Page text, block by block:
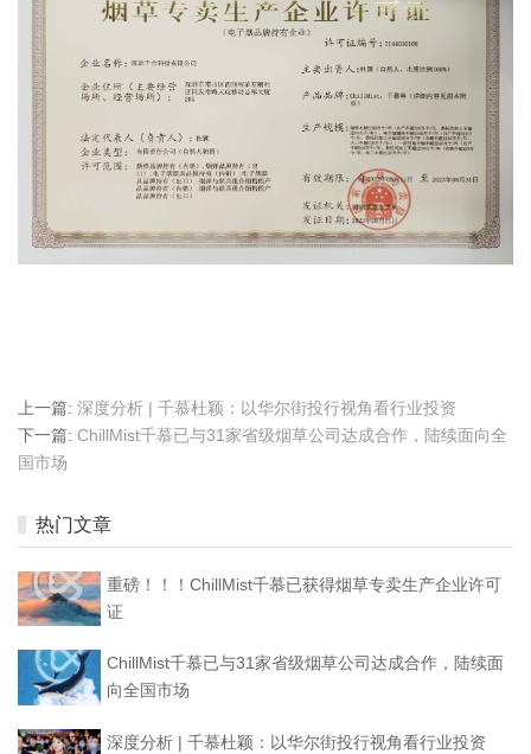
上一篇: 深度分析 | 千慕杜颖：以华尔街投行视角看行业投资
下一篇: ChillMist千慕已与31家省级烟草公司达成合作，陆续面向全
国市场
热门文章
重磅！！！ChillMist千慕已获得烟草专卖生产企业许可
证
ChillMist千慕已与31家省级烟草公司达成合作，陆续面
向全国市场
深度分析 | 千慕杜颖：以华尔街投行视角看行业投资